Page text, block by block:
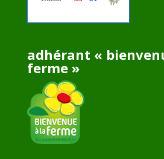
adhérant «
ferme »